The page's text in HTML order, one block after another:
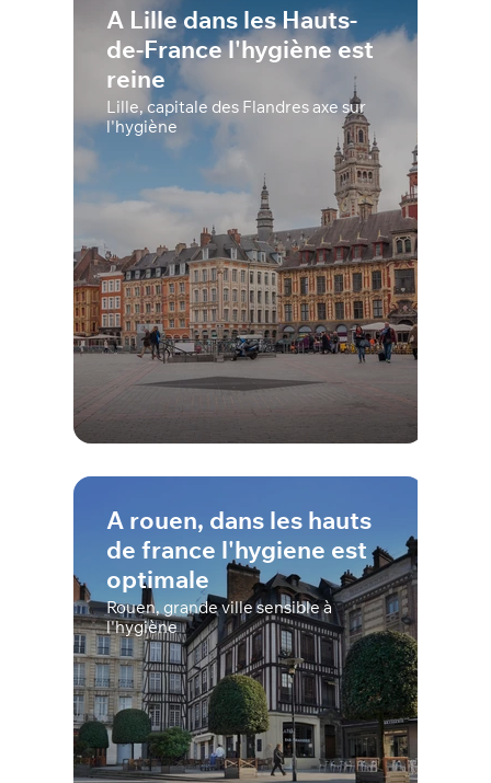
A Lille dans les Hauts-
de-France l'hygiène est
reine
Lille, capitale des Flandres axe sur
l'hygiène
A rouen, dans les hauts
de france l'hygiene est
optimale
Rouen, grande ville sensible à
l'hygiène